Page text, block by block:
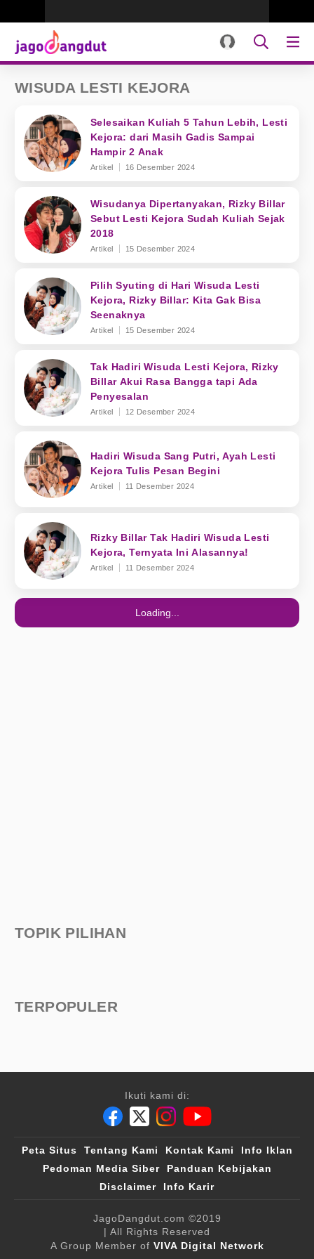
WISUDA LESTI KEJORA
Selesaikan Kuliah 5 Tahun Lebih, Lesti
Kejora: dari Masih Gadis Sampai
Hampir 2 Anak
Artikel 16 Desember 2024
Wisudanya Dipertanyakan, Rizky Billar
Sebut Lesti Kejora Sudah Kuliah Sejak
2018
Artikel 15 Desember 2024
Pilih Syuting di Hari Wisuda Lesti
Kejora, Rizky Billar: Kita Gak Bisa
Seenaknya
Artikel 15 Desember 2024
Tak Hadiri Wisuda Lesti Kejora, Rizky
Billar Akui Rasa Bangga tapi Ada
Penyesalan
Artikel 12 Desember 2024
Hadiri Wisuda Sang Putri, Ayah Lesti
Kejora Tulis Pesan Begini
Artikel 11 Desember 2024
Rizky Billar Tak Hadiri Wisuda Lesti
Kejora, Ternyata Ini Alasannya!
Artikel 11 Desember 2024
Loading...
TOPIK PILIHAN
TERPOPULER
Ikuti kami di:
Peta Situs Tentang Kami Kontak Kami
Info Iklan
Pedoman Media Siber
Panduan Kebijakan
Disclaimer
Info Karir
JagoDangdut.com ©2019
| All Rights Reserved
A Group Member of VIVA Digital Network